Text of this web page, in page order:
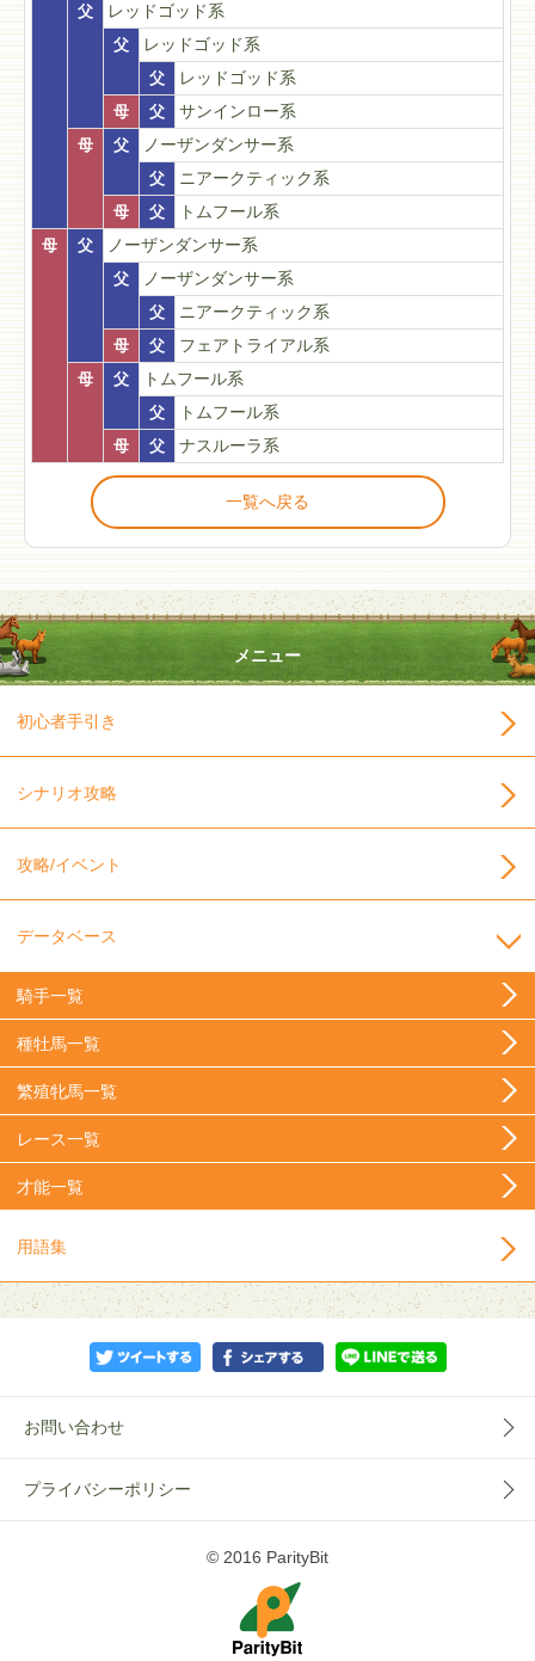
父
レッドゴッド系
父
レッドゴッド系
父
レッドゴッド系
母
父
サンインロー系
母
父
ノーザンダンサー系
父
ニアークティック系
母
父
トムフール系
母
父
ノーザンダンサー系
父
ノーザンダンサー系
父
ニアークティック系
母
父
フェアトライアル系
母
父
トムフール系
父
トムフール系
母
父 ナスルーラ系
一覧へ戻る
メニュー
初心者手引き
シナリオ攻略
攻略/イベント
データベース
騎手一覧
種牡馬一覧
繁殖牝馬一覧
レース一覧
才能一覧
用語集
お問い合わせ
プライバシーポリシー
© 2016 ParityBit